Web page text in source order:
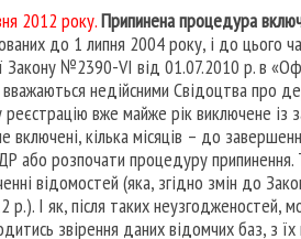
2012 року.Припинена процедура
до 1 липня 2004 року, і до цього
Закону №2390-VI від 01.07.2010 р. в
вважаються недійсними Свідоцтва про
вже майже рік виключене із
включені, кілька місяців – до
або розпочати процедуру припинення.
відомостей (яка, згідно змін до
р.). І як, після таких неузгодженостей,
звірення даних відомчих баз, з